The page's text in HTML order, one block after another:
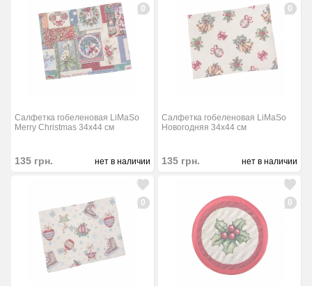
0
Салфетка гобеленовая LiMaSo
Merry Christmas 34x44 см
135 грн. нет в наличии
0
Салфетка гобеленовая LiMaSo
Новогодняя 34x44 см
135 грн. нет в наличии
0 0